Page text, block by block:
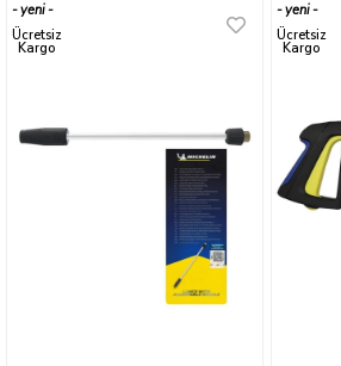
yeni
ürün
Ücretsiz
Kargo
yeni
ürün
Ücretsiz
Kargo